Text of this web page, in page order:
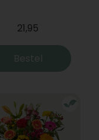
21,95
Bestel